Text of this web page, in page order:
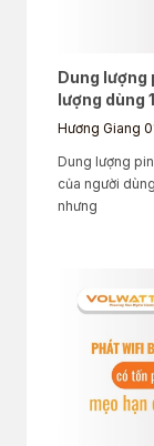
Dung lượng
lượng dùng
Hương Giang
Dung lượng
của người
nhưng